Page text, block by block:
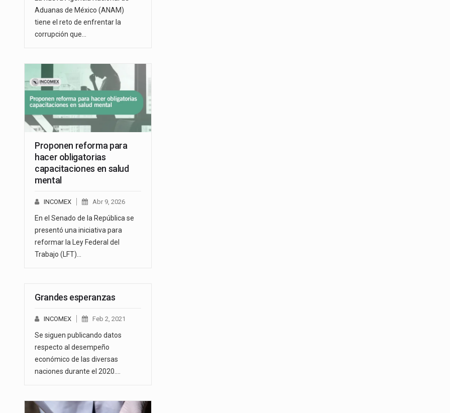
Aduanas de México (ANAM)
tiene el reto de enfrentar la
corrupción que…
Proponen reforma para
hacer obligatorias
capacitaciones en salud
mental
INCOMEX Abr 9, 2026
En el Senado de la República se
presentó una iniciativa para
reformar la Ley Federal del
Trabajo (LFT)…
Grandes esperanzas
INCOMEX Feb 2, 2021
Se siguen publicando datos
respecto al desempeño
económico de las diversas
naciones durante el 2020.…